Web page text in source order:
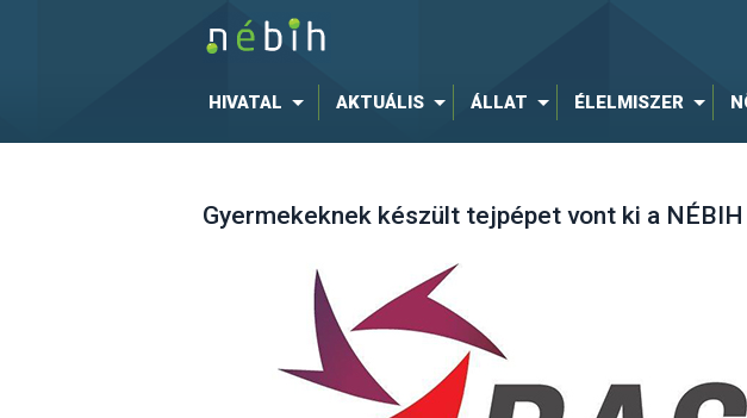
HIVATAL AKTUÁLIS ÁLLAT ÉLELMISZER
Gyermekeknek készült tejpépet vont ki a NÉBIH